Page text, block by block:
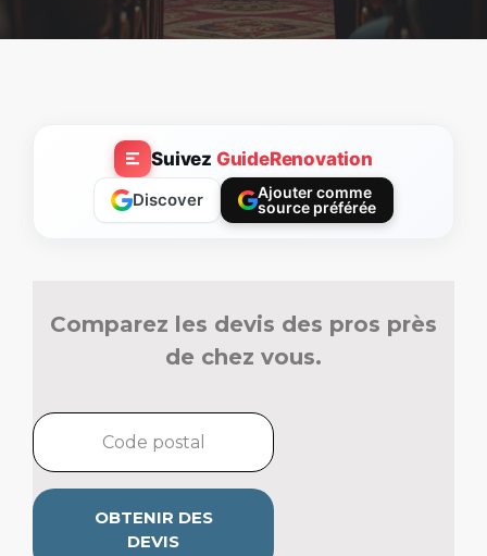
Suivez GuideRenovation
Discover
Ajouter comme
source préférée
Comparez les devis des pros près
de chez vous.
OBTENIR DES
DEVIS